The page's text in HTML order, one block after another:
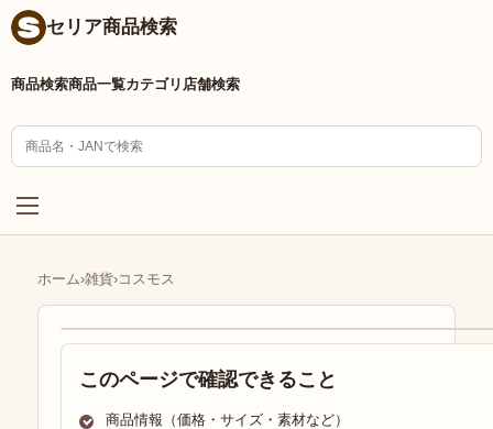
セリア商品検索
商品検索商品一覧カテゴリ 店舗検索
ホーム›雑貨›コスモス
このページで確認できること
商品情報（価格・サイズ・素材など）